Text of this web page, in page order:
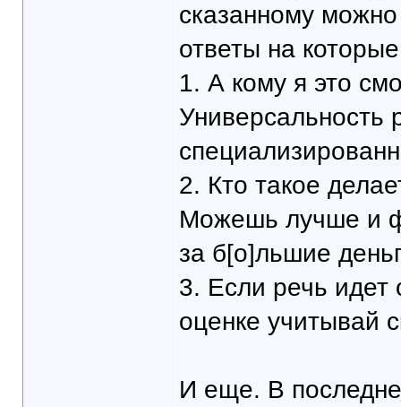
сказанному
ответы на
1. А кому я это
Универсальность
2. Кто такое
Можешь лучше и
за б[о]льшие
3. Если речь
оценке учитывай
И еще. В